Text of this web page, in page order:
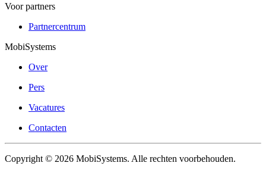
Voor partners
Partnercentrum
MobiSystems
Over
Pers
Vacatures
Contacten
Copyright © 2026 MobiSystems. Alle rechten voorbehouden.